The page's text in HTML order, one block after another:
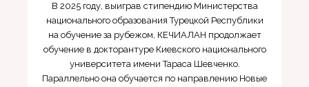
В 2025 году, выиграв стипендию Министерства
национального образования Турецкой Республики
на обучение за рубежом, КЕЧИАЛАН продолжает
обучение в докторантуре Киевского национального
университета имени Тараса Шевченко.
Параллельно она обучается по направлению Новые